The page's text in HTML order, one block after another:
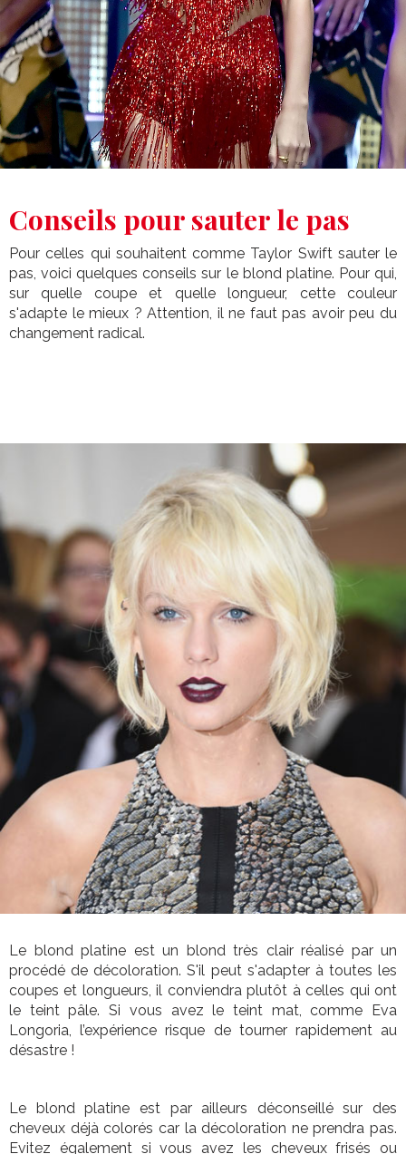
Conseils pour sauter le pas
Pour celles qui souhaitent comme Taylor Swift sauter le
pas, voici quelques conseils sur le blond platine. Pour qui,
sur quelle coupe et quelle longueur, cette couleur
s'adapte le mieux ? Attention, il ne faut pas avoir peu du
changement radical.
Le blond platine est un blond très clair réalisé par un
procédé de décoloration. S'il peut s'adapter à toutes les
coupes et longueurs, il conviendra plutôt à celles qui ont
le teint pâle. Si vous avez le teint mat, comme Eva
Longoria, l’expérience risque de tourner rapidement au
désastre !
Le blond platine est par ailleurs déconseillé sur des
cheveux déjà colorés car la décoloration ne prendra pas.
Evitez également si vous avez les cheveux frisés ou